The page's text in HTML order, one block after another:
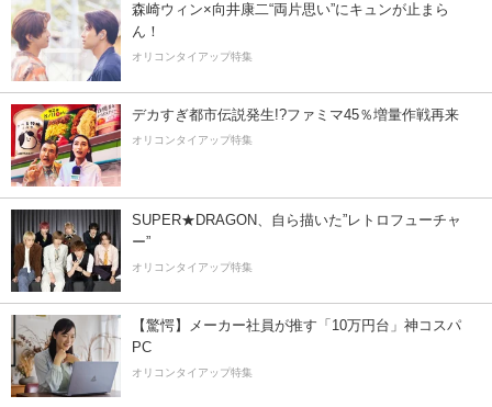
森崎ウィン×向井康二“両片思い”にキュンが止まら
ん！
オリコンタイアップ特集
デカすぎ都市伝説発生!?ファミマ45％増量作戦再来
オリコンタイアップ特集
SUPER★DRAGON、自ら描いた”レトロフューチャ
ー”
オリコンタイアップ特集
【驚愕】メーカー社員が推す「10万円台」神コスパ
PC
オリコンタイアップ特集